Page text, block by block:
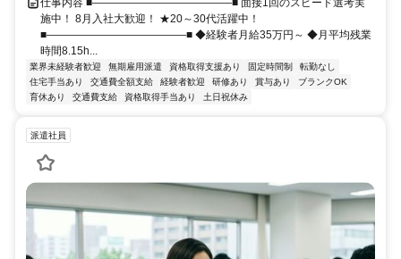
仕事内容 ■―――――――――――――■ 面接1回のスピード選考実
施中！ 8月入社大歓迎！ ★20～30代活躍中！
■―――――――――――――■ ◆経験者月給35万円～ ◆月平均残業
時間8.15h...
業界未経験者歓迎 無期雇用派遣 資格取得支援あり 固定時間制
転勤なし
住宅手当あり
交通費全額支給 経験者歓迎 研修あり 賞与あり
ブランクOK
育休あり
交通費支給 資格取得手当あり 土日祝休み
派遣社員